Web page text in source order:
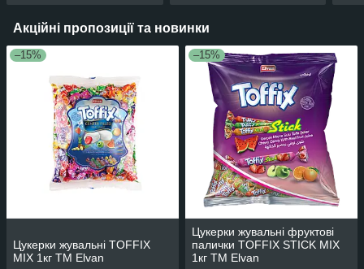
Акційні пропозиції та новинки
–15%
Цукерки жувальні TOFFIX
MIX 1кг ТМ Elvan
–15%
Цукерки жувальні фруктові
палички TOFFIX STICK MIX
1кг ТМ Elvan